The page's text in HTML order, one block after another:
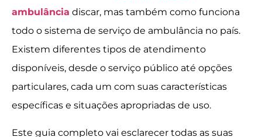
ambulância discar, mas também como funciona
todo o sistema de serviço de ambulância no país.
Existem diferentes tipos de atendimento
disponíveis, desde o serviço público até opções
particulares, cada um com suas características
específicas e situações apropriadas de uso.
Este guia completo vai esclarecer todas as suas